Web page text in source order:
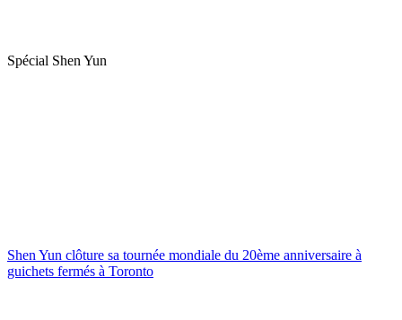
Spécial Shen Yun
Shen Yun clôture sa tournée mondiale du 20ème anniversaire à
guichets fermés à Toronto